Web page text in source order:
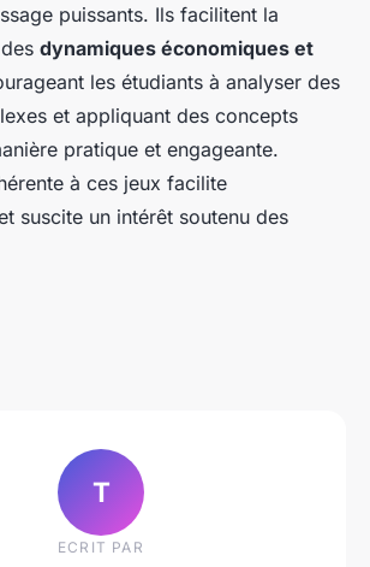
puissants. Ils facilitent la
dynamiques économiques et
les étudiants à analyser des
et appliquant des concepts
pratique et engageante.
à ces jeux facilite
suscite un intérêt soutenu des
T
ECRIT PAR